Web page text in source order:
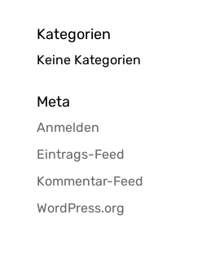
Kategorien
Keine Kategorien
Meta
Anmelden
Eintrags-Feed
Kommentar-Feed
WordPress.org